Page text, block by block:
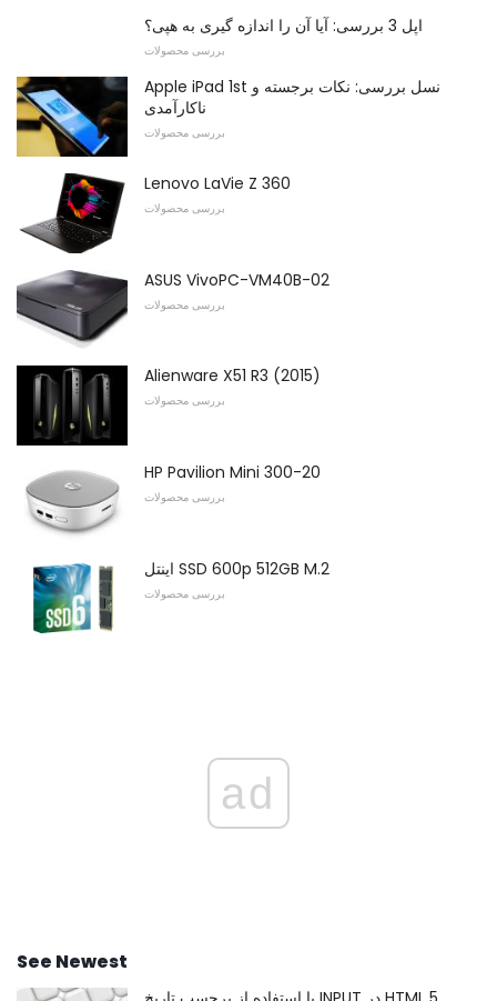
اپل 3 بررسی: آیا آن را اندازه گیری به هپی؟
بررسی محصولات
Apple iPad 1st نسل بررسی: نکات برجسته و
ناکارآمدی
بررسی محصولات
Lenovo LaVie Z 360
بررسی محصولات
ASUS VivoPC-VM40B-02
بررسی محصولات
Alienware X51 R3 (2015)
بررسی محصولات
HP Pavilion Mini 300-20
بررسی محصولات
اینتل SSD 600p 512GB M.2
بررسی محصولات
ad
See Newest